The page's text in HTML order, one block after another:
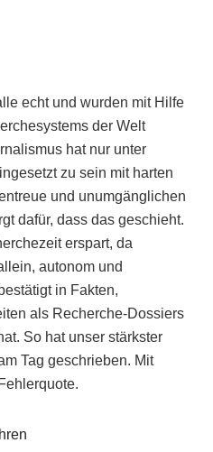
echt und wurden mit Hilfe
der Welt
hat nur unter
zu sein mit harten
und unumgänglichen
dafür, dass das geschieht.
erspart, da
autonom und
in Fakten,
als Recherche-Dossiers
So hat unser stärkster
Tag geschrieben. Mit